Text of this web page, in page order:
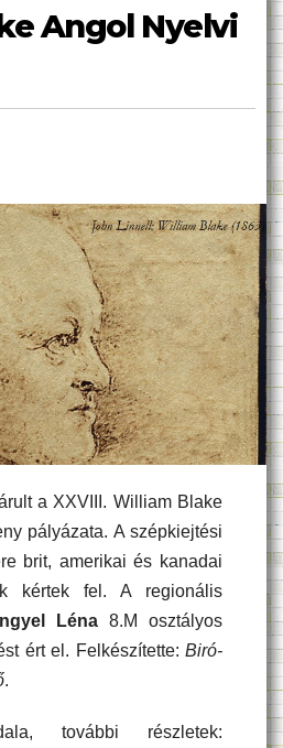
Angol Nyelvi
a XXVIII. William Blake
pályázata. A szépkiejtési
brit, amerikai és kanadai
kértek fel. A regionális
Léna 8.M osztályos
ért el. Felkészítette: Biró-
.
további részletek: